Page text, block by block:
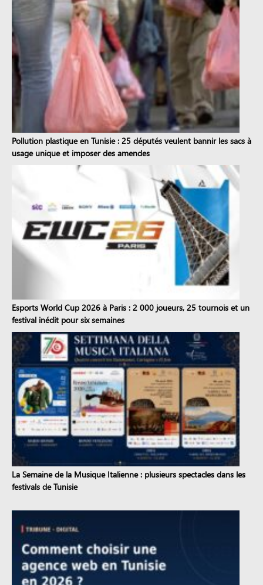
Pollution plastique en Tunisie : 25 députés veulent bannir les sacs à
usage unique et imposer des amendes
Esports World Cup 2026 à Paris : 2 000 joueurs, 25 tournois et un
festival inédit pour six semaines
La Semaine de la Musique Italienne : plusieurs spectacles dans les
festivals de Tunisie